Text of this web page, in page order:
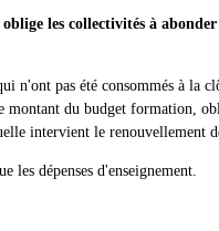
les collectivités à
n'ont pas été consommés à
montant du budget formation,
intervient le renouvellement
les dépenses d'enseignement.